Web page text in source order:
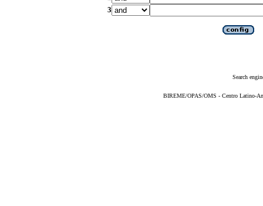
3
Search
BIREME/OPAS/OMS - Centro Latino-